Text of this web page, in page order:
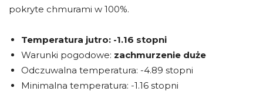
pokryte chmurami w 100%.
Temperatura jutro: -1.16 stopni
Warunki pogodowe: zachmurzenie duże
Odczuwalna temperatura: -4.89 stopni
Minimalna temperatura: -1.16 stopni